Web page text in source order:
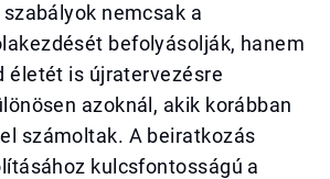
nemcsak a
befolyásolják, hanem
életét is újratervezésre
azoknál, akik korábban
számoltak. A beiratkozás
kulcsfontosságú a